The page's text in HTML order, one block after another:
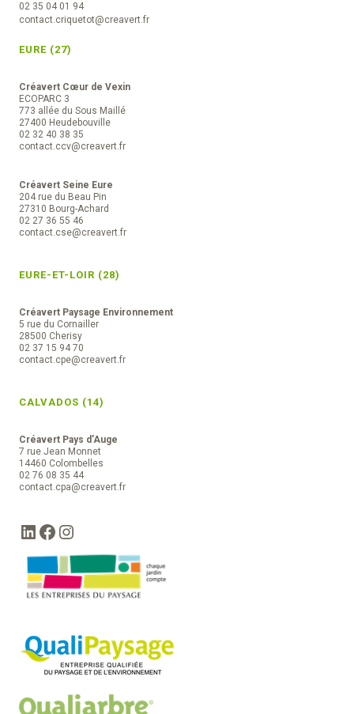
02 35 04 01 94
contact.criquetot@creavert.fr
EURE (27)
Créavert Cœur de Vexin
ECOPARC 3
773 allée du Sous Maillé
27400 Heudebouville
02 32 40 38 35
contact.ccv@creavert.fr
Créavert Seine Eure
204 rue du Beau Pin
27310 Bourg-Achard
02 27 36 55 46
contact.cse@creavert.fr
EURE-ET-LOIR (28)
Créavert Paysage Environnement
5 rue du Cornailler
28500 Cherisy
02 37 15 94 70
contact.cpe@creavert.fr
CALVADOS (14)
Créavert Pays d’Auge
7 rue Jean Monnet
14460 Colombelles
02 76 08 35 44
contact.cpa@creavert.fr
LinkedIn
Facebook
Instagram